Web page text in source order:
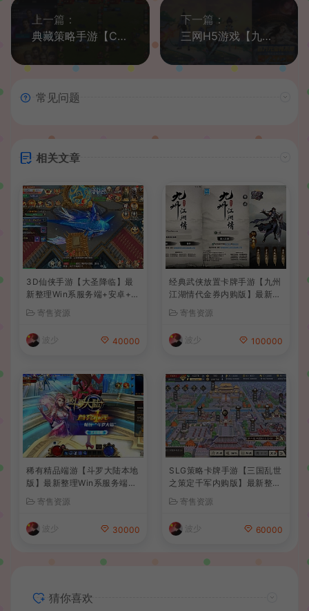
上一篇：
典藏策略手游【COK-王的荣耀】最新整理WIN系服务端+安卓+GM授权CDK后台+详细搭建教程
下一篇：
三网H5游戏【九天伏魔录H5】最新整理Linux手工服务端+运营后台+GM清包授权后台+详细搭建教程
常见问题
相关文章
3D仙侠手游【大圣降临】最
新整理Win系服务端+安卓+C
DK授权后台+详细搭建教程
+前后端全套源码
寄售资源
波少 40000
经典武侠放置卡牌手游【九州
江湖情代金券内购版】最新整
理单机一键即玩镜像端+Linu
x手工服务端+安卓苹果双端+
CDK授权后台+详细搭建教程
寄售资源
波少 100000
稀有精品端游【斗罗大陆本地
版】最新整理Win系服务端+P
C客户端+网页注册+CDK授
权后台+管理后台+详细搭建
教程
寄售资源
波少 30000
SLG策略卡牌手游【三国乱世
之策定千军内购版】最新整理
单机一键即玩镜像端+Linux
手工服务端+安卓+CDK授权
后台+详细搭建教程+前后端
全套源码
寄售资源
波少 60000
猜你喜欢